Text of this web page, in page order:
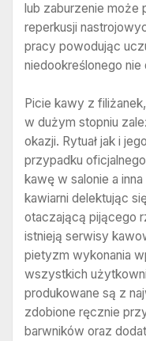
lub zaburzenie
reperkusji
pracy powodując
niedookreślonego nie
Picie kawy z
w dużym stopniu
okazji. Rytuał jak i
przypadku
kawę w salonie a
kawiarni delektując
otaczającą pijącego
istnieją serwisy
pietyzm wykonania
wszystkich
produkowane są z
zdobione ręcznie
barwników oraz